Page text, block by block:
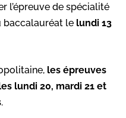
l’épreuve de spécialité
baccalauréat le lundi 13
les épreuves
lundi 20, mardi 21 et
.